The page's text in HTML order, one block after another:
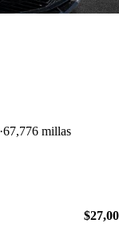
67,776 millas